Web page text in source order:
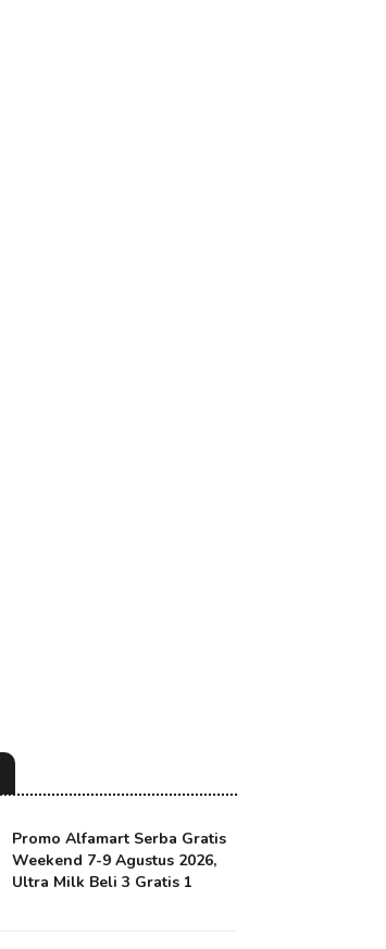
Promo Alfamart Serba Gratis
Weekend 7-9 Agustus 2026,
Ultra Milk Beli 3 Gratis 1